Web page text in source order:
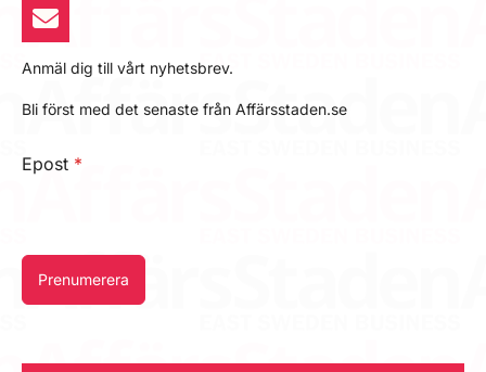
Anmäl dig till vårt nyhetsbrev.
Bli först med det senaste från Affärsstaden.se
Epost *
Prenumerera